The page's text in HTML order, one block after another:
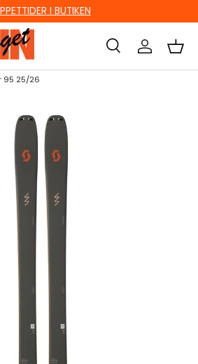
I BUTIKEN
Sök Logga inKorg
95 25/26